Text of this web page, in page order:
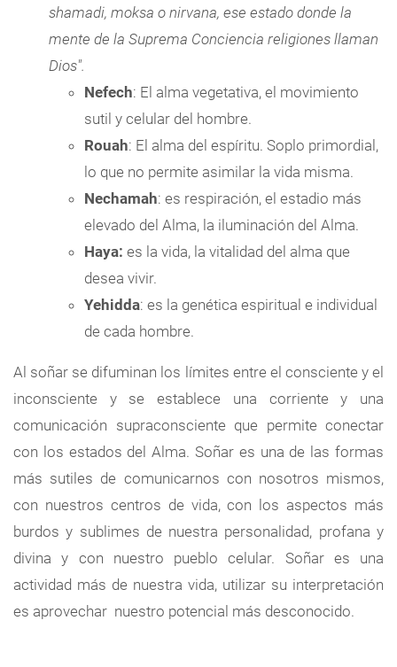
shamadi, moksa o nirvana, ese estado donde la
mente de la Suprema Conciencia religiones llaman
Dios".
Nefech: El alma vegetativa, el movimiento
sutil y celular del hombre.
Rouah: El alma del espíritu. Soplo primordial,
lo que no permite asimilar la vida misma.
Nechamah: es respiración, el estadio más
elevado del Alma, la iluminación del Alma.
Haya: es la vida, la vitalidad del alma que
desea vivir.
Yehidda: es la genética espiritual e individual
de cada hombre.
Al soñar se difuminan los límites entre el consciente y el
inconsciente y se establece una corriente y una
comunicación supraconsciente que permite conectar
con los estados del Alma. Soñar es una de las formas
más sutiles de comunicarnos con nosotros mismos,
con nuestros centros de vida, con los aspectos más
burdos y sublimes de nuestra personalidad, profana y
divina y con nuestro pueblo celular. Soñar es una
actividad más de nuestra vida, utilizar su interpretación
es aprovechar nuestro potencial más desconocido.